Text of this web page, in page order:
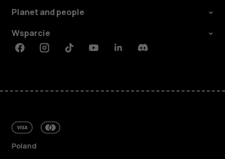
Planet and people
Wsparcie
FacebookInstagramTiktokYoutubeLinkedinDiscord
Poland